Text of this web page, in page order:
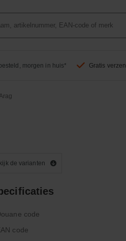
morgen in huis* Gratis
de varianten
code
code